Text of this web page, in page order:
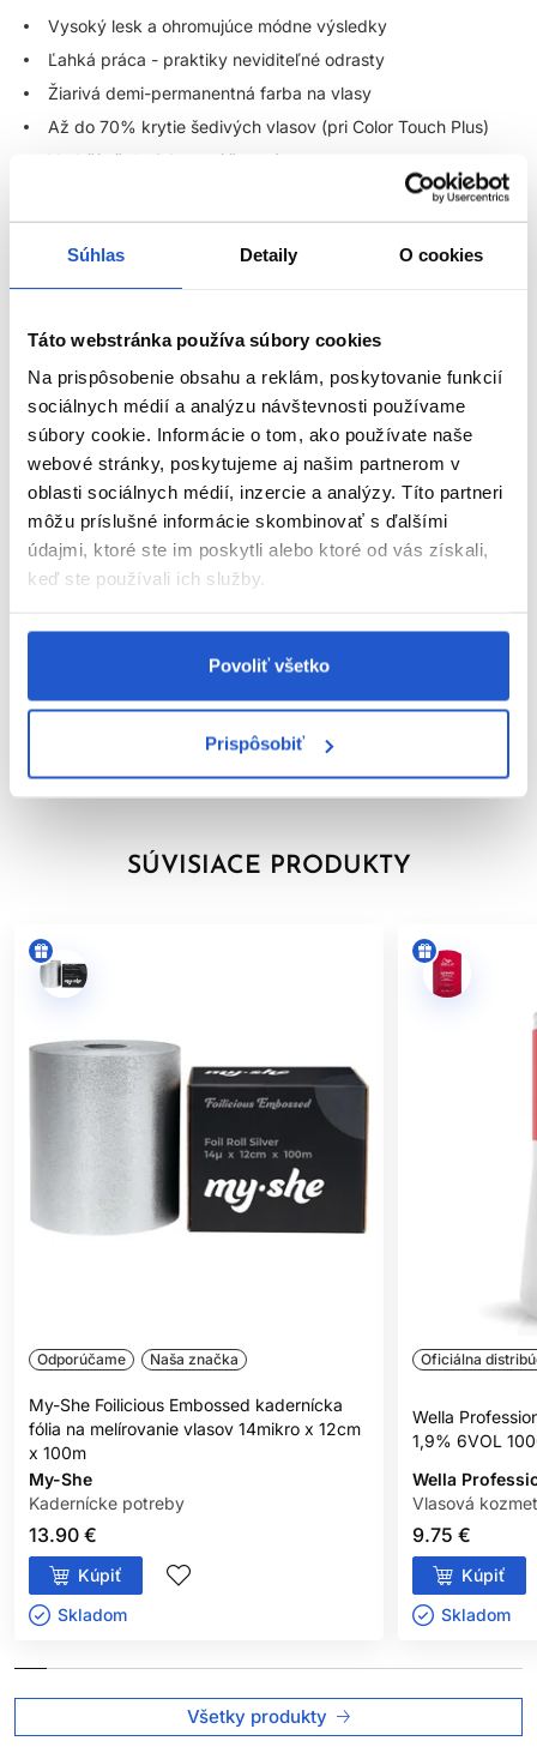
Súhlas Detaily O cookies
Táto webstránka používa súbory cookies
Na prispôsobenie obsahu a reklám, poskytovanie funkcií
sociálnych médií a analýzu návštevnosti používame
súbory cookie. Informácie o tom, ako používate naše
webové stránky, poskytujeme aj našim partnerom v
oblasti sociálnych médií, inzercie a analýzy. Títo partneri
môžu príslušné informácie skombinovať s ďalšími
údajmi, ktoré ste im poskytli alebo ktoré od vás získali,
keď ste používali ich služby.
Povoliť všetko
Prispôsobiť
Vysoký lesk a ohromujúce módne výsledky
Ľahká práca - praktiky neviditeľné odrasty
Žiarivá demi-permanentná farba na vlasy
Až do 70% krytie šedivých vlasov (pri Color Touch Plus)
Vydrží až do 24 umytí šampónov
Zrozumiteľné a univerzálne farebné portfólio - pre
nekonečné farebné možnosti
Farba bez záväzkov, flexibilná, bez amoniaku - ideálna pre
Pomer miešania 1 : 2 (1 časť farba : 2 časti Color Touch
emulzia) - okrem Instamatic
Pri Instamatic farbách použite pomer miešania 1 : 1 (1 časť
farba : 1 časti Color Touch emulzia 1,9%)
---
BEZPEČNOSTNÉ UPOZORNENIE
Farby na vlasy môžu vyvolať vážne alergické reakcie. Pred
Aby sa predišlo alergickej reakcii, musí byť orientačný test
kožnej znášanlivosti vykonaný
48 hodín pred každým použitím
pôsobiť. Ak sa počas testu alebo do 48 hodín objaví
podráždenie, svrbenie, začervenanie alebo iné reakcie, výrobok
nepoužívajte.
máte vyrážky, citlivú, podráždenú alebo poškodenú
pokožku hlavy,
henou.
BEZPEČNOSTNÉ OPATRENIA:
Zabráňte kontaktu s očami. Pri zasiahnutí očí ich okamžite
dôkladne vypláchnite vodou.
Nepoužívajte na farbenie mihalníc a obočia.
Používajte vhodné ochranné rukavice.
Uchovávajte mimo dosahu detí.
Výrobok je určený len na
profesionálne použitie v
Po aplikácii vlasy dôkladne opláchnite.
Dodržiavanie uvedených pokynov pomáha minimalizovať riziko
ZOBRAZIŤ VIAC
Parametre
Značka
SÚVISIACE PRODUKTY
Odporúčame Naša značka
My-She Foilicious Embossed kadernícka
fólia na melírovanie vlasov 14mikro x 12cm
x 100m
My-She
Kadernícke potreby
13.90 €
Kúpiť
Skladom ㅤ
Oficiálna
Wella
1,9% 6VOL
Wella
Vlasová
9.75 €
Kúpiť
Skladom ㅤ
Všetky produkty